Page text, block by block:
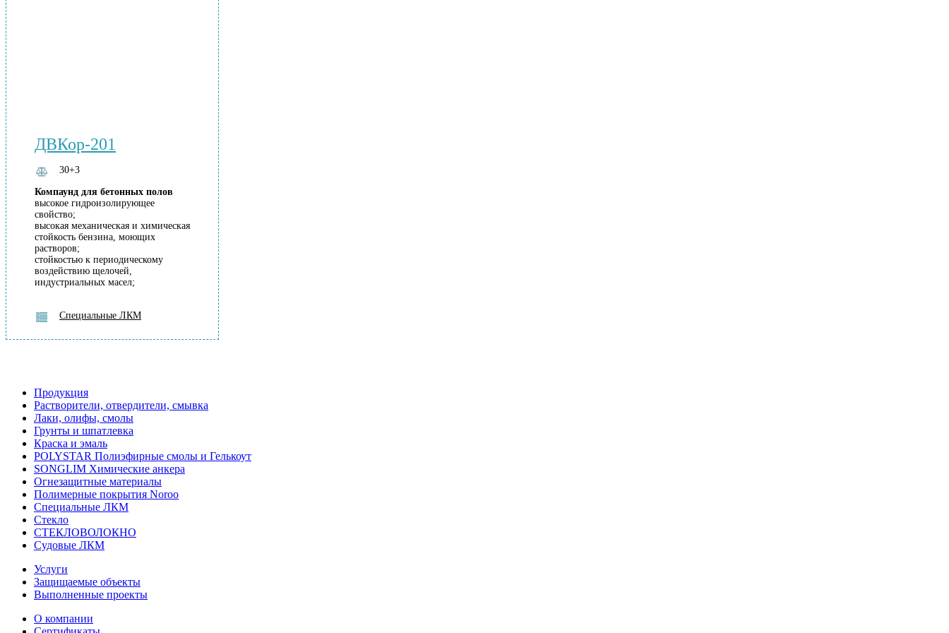
ДВКор-201
30+3
Компаунд для бетонных полов
высокое гидроизолирующее
свойство;
высокая механическая и химическая
стойкость бензина, моющих
растворов;
стойкостью к периодическому
воздействию щелочей,
индустриальных масел;
Специальные ЛКМ
Продукция
Растворители, отвердители, смывка
Лаки, олифы, смолы
Грунты и шпатлевка
Краска и эмаль
POLYSTAR Полиэфирные смолы и Гелькоут
SONGLIM Химические анкера
Огнезащитные материалы
Полимерные покрытия Noroo
Специальные ЛКМ
Стекло
СТЕКЛОВОЛОКНО
Судовые ЛКМ
Услуги
Защищаемые объекты
Выполненные проекты
О компании